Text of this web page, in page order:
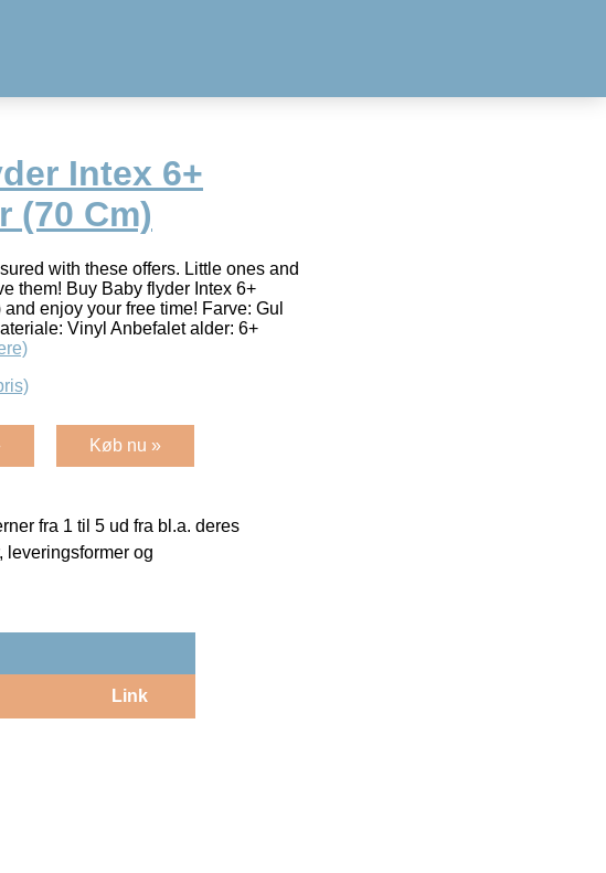
Intex 6+
(70 Cm)
with these offers. Little ones and
them! Buy Baby flyder Intex 6+
enjoy your free time! Farve: Gul
Vinyl Anbefalet alder: 6+
Køb nu »
fra 1 til 5 ud fra bl.a. deres
leveringsformer og
Link